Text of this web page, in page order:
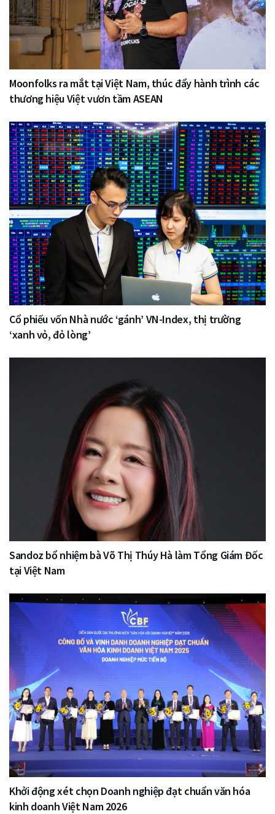
Moonfolks ra mắt tại Việt Nam, thúc đẩy hành trình các
thương hiệu Việt vươn tầm ASEAN
Cổ phiếu vốn Nhà nước ‘gánh’ VN-Index, thị trường
‘xanh vỏ, đỏ lòng’
Sandoz bổ nhiệm bà Võ Thị Thúy Hà làm Tổng Giám Đốc
tại Việt Nam
Khởi động xét chọn Doanh nghiệp đạt chuẩn văn hóa
kinh doanh Việt Nam 2026